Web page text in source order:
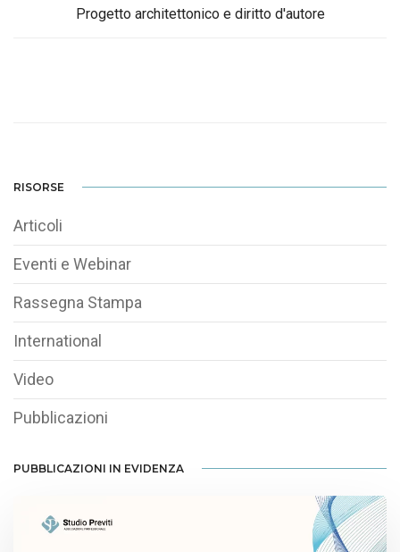
Progetto architettonico e diritto d'autore
RISORSE
Articoli
Eventi e Webinar
Rassegna Stampa
International
Video
Pubblicazioni
PUBBLICAZIONI IN EVIDENZA